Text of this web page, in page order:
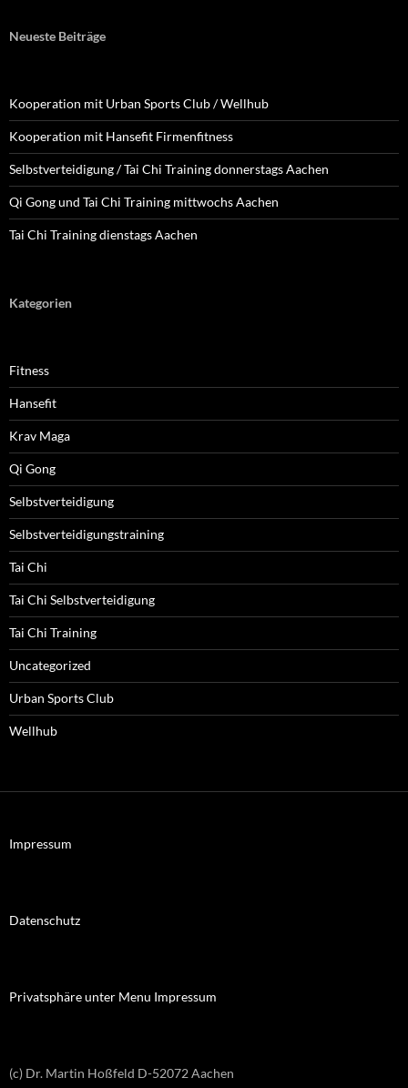
Neueste Beiträge
Kooperation mit Urban Sports Club / Wellhub
Kooperation mit Hansefit Firmenfitness
Selbstverteidigung / Tai Chi Training donnerstags Aachen
Qi Gong und Tai Chi Training mittwochs Aachen
Tai Chi Training dienstags Aachen
Kategorien
Fitness
Hansefit
Krav Maga
Qi Gong
Selbstverteidigung
Selbstverteidigungstraining
Tai Chi
Tai Chi Selbstverteidigung
Tai Chi Training
Uncategorized
Urban Sports Club
Wellhub
Impressum
Datenschutz
Privatsphäre unter Menu Impressum
(c) Dr. Martin Hoßfeld D-52072 Aachen